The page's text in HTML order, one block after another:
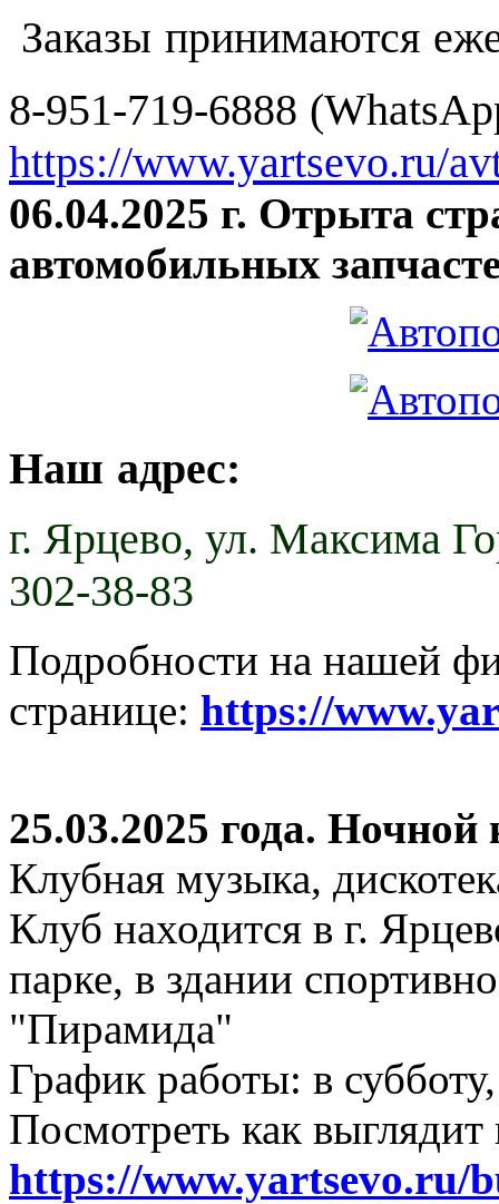
Заказы принимаются
8-951-719-6888
https://www.yartsevo.ru/
06.04.2025 г. Отрыта
автомобильных
Наш адрес:
г. Ярцево, ул. Максима
302-38-83
Подробности на нашей
странице: https://
25.03.2025 года.
Клубная музыка,
Клуб находится в г.
парке, в здании
"Пирамида"
График работы: в
Посмотреть как
https://www.yartsevo.ru/